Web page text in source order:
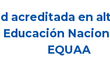
acreditada en
EQUAA